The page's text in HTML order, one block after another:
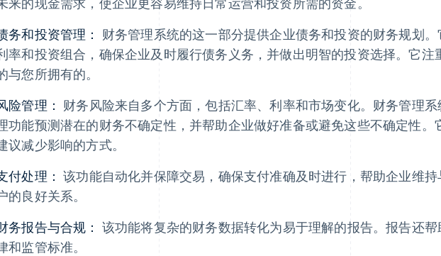
务和投资管理：
财务管理系统的这一部分提供企业债务和投资的财务规划。
率和投资组合，确保企业及时履行债务义务，并做出明智的投资选择。它注
与您所拥有的。
险管理： 财务风险来自多个方面，包括汇率、利率和市场变化。财务管理
功能预测潜在的财务不确定性，并帮助企业做好准备或避免这些不确定性。
议减少影响的方式。
付处理： 该功能自动化并保障交易，确保支付准确及时进行，帮助企业维
的良好关系。
务报告与合规： 该功能将复杂的财务数据转化为易于理解的报告。报告还
和监管标准。